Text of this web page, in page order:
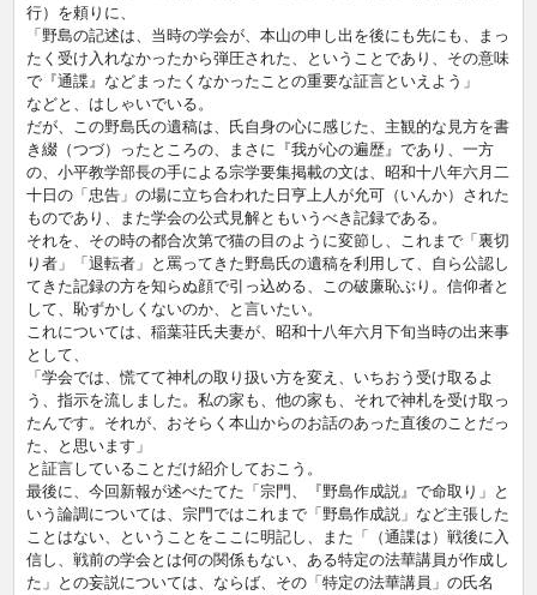
行）を頼りに、
「野島の記述は、当時の学会が、本山の申し出を後にも先にも、まっ
たく受け入れなかったから弾圧された、ということであり、その意味
で『通諜』などまったくなかったことの重要な証言といえよう」
などと、はしゃいでいる。
だが、この野島氏の遺稿は、氏自身の心に感じた、主観的な見方を書
き綴（つづ）ったところの、まさに『我が心の遍歴』であり、一方
の、小平教学部長の手による宗学要集掲載の文は、昭和十八年六月二
十日の「忠告」の場に立ち合われた日亨上人が允可（いんか）された
ものであり、また学会の公式見解ともいうべき記録である。
それを、その時の都合次第で猫の目のように変節し、これまで「裏切
り者」「退転者」と罵ってきた野島氏の遺稿を利用して、自ら公認し
てきた記録の方を知らぬ顔で引っ込める、この破廉恥ぶり。信仰者と
して、恥ずかしくないのか、と言いたい。
これについては、稲葉荘氏夫妻が、昭和十八年六月下旬当時の出来事
として、
「学会では、慌てて神札の取り扱い方を変え、いちおう受け取るよ
う、指示を流しました。私の家も、他の家も、それで神札を受け取っ
たんです。それが、おそらく本山からのお話のあった直後のことだっ
た、と思います」
と証言していることだけ紹介しておこう。
最後に、今回新報が述べたてた「宗門、『野島作成説』で命取り」と
いう論調については、宗門ではこれまで「野島作成説」など主張した
ことはない、ということをここに明記し、また「（通諜は）戦後に入
信し、戦前の学会とは何の関係もない、ある特定の法華講員が作成し
た」との妄説については、ならば、その「特定の法華講員」の氏名